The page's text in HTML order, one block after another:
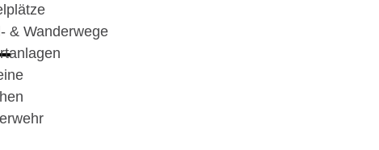
& Wanderwege